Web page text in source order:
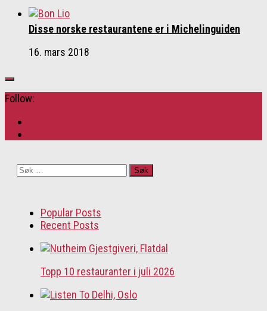
Disse norske restaurantene er i Michelinguiden
16. mars 2018
Follow:
Søk
Popular Posts
Recent Posts
Topp 10 restauranter i juli 2026